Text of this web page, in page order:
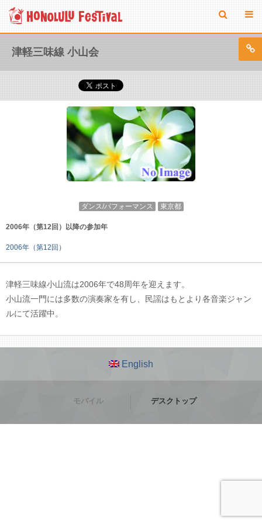
津軽三味線 小山会
ダンス/パフォーマンス 東京都
2006年（第12回）以降の参加年
2006年（第12回）
津軽三味線小山流は2006年で48周年を迎えます。
小山流一門には多数の演奏家を有し、民謡はもとより各音楽ジャン
ルにて活躍中。
English
モバイル デスクトップ